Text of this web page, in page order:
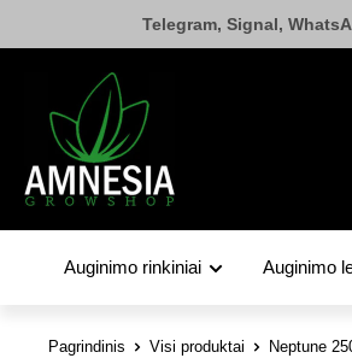
prie
Telegram, Signal,
Amnesia.lt
Auginimo rinkiniai Auginimo
Pagrindinis Visi produktai Neptune